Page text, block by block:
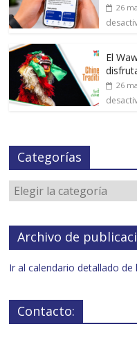
26
El
26
Categorías
Archivo de
Ir al calendario detallado de
Contacto: